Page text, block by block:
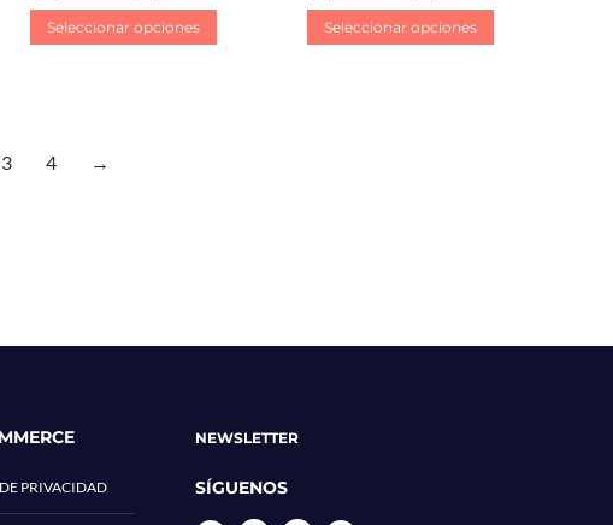
Seleccionar opciones Seleccionar opciones
3 4 →
PRIVACIDAD
NEWSLETTER
SÍGUENOS